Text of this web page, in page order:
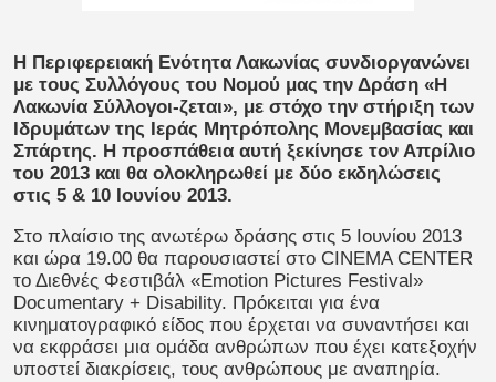
Η Περιφερειακή Ενότητα Λακωνίας συνδιοργανώνει
με τους Συλλόγους του Νομού μας την Δράση «Η
Λακωνία Σύλλογοι-ζεται», με στόχο την στήριξη των
Ιδρυμάτων της Ιεράς Μητρόπολης Μονεμβασίας και
Σπάρτης. Η προσπάθεια αυτή ξεκίνησε τον Απρίλιο
του 2013 και θα ολοκληρωθεί με δύο εκδηλώσεις
στις 5 & 10 Ιουνίου 2013.
Στο πλαίσιο της ανωτέρω δράσης στις 5 Ιουνίου 2013
και ώρα 19.00 θα παρουσιαστεί στο CINEMA CENTER
το Διεθνές Φεστιβάλ «Emotion Pictures Festival»
Documentary + Disability. Πρόκειται για ένα
κινηματογραφικό είδος που έρχεται να συναντήσει και
να εκφράσει μια ομάδα ανθρώπων που έχει κατεξοχήν
υποστεί διακρίσεις, τους ανθρώπους με αναπηρία.